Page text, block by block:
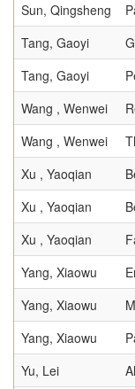
Sun, Qingsheng
Tang, Gaoyi
Tang, Gaoyi
Wang , Wenwei
Wang , Wenwei
Xu , Yaoqian
Xu , Yaoqian
Xu , Yaoqian
Yang, Xiaowu
Yang, Xiaowu
Yang, Xiaowu
Yu, Lei